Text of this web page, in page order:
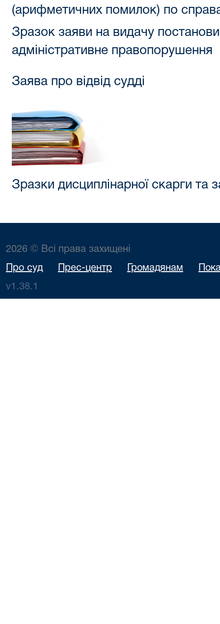
(арифметичних помилок) по
Зразок заяви на видачу
адміністративне правопорушення
Заява про відвід судді
Зразки дисциплінарної скарги та
2026 © Всі права захищені
Про суд Прес-центр Громадянам
v1.38.1